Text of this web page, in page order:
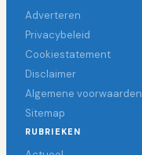
Adverteren
Privacybeleid
Cookiestatement
Disclaimer
Algemene voorwaarden
Sitemap
RUBRIEKEN